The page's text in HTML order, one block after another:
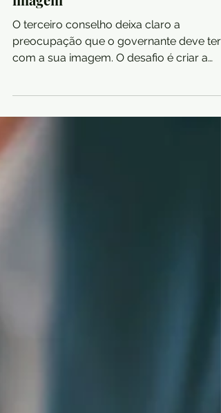
O terceiro conselho de
Maquiavel: construa a sua
imagem
preocupação que o governante deve ter
com a sua imagem. O desafio é criar a
imagem aceitável ao grande púb